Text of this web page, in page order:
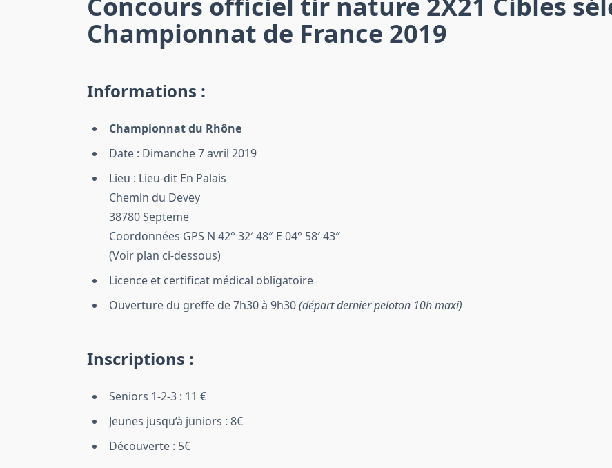
Championnat de France 2019
Informations :
Championnat du Rhône
Date : Dimanche 7 avril 2019
Lieu : Lieu-dit En Palais
Chemin du Devey
38780 Septeme
Coordonnées GPS N 42° 32′ 48″ E 04° 58′ 43″
(Voir plan ci-dessous)
Licence et certificat médical obligatoire
Ouverture du greffe de 7h30 à 9h30(départ dernier peloton 10h maxi)
Inscriptions :
Seniors 1-2-3 : 11 €
Jeunes jusqu’à juniors : 8€
Découverte : 5€